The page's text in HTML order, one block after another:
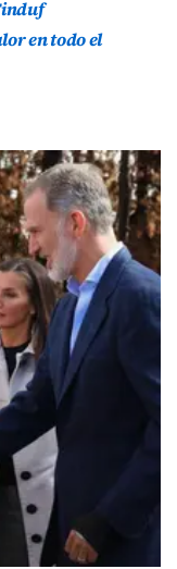
en todo el